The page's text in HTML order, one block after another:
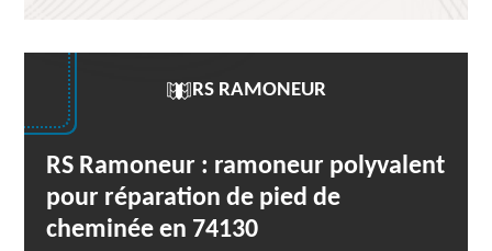
RS RAMONEUR
RS Ramoneur : ramoneur polyvalent
pour réparation de pied de
cheminée en 74130